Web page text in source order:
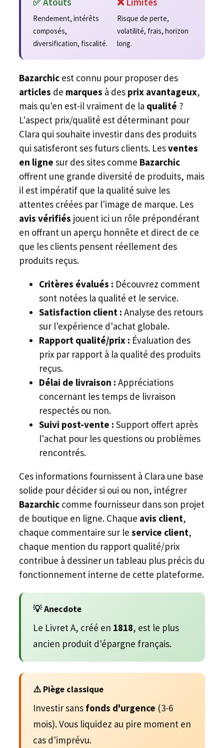
Rendement, intérêts
composés,
diversification, fiscalité.
Risque de perte,
volatilité, frais, horizon
long.
Bazarchic est connu pour proposer des
articles de marques à des prix avantageux,
mais qu'en est-il vraiment de la qualité ?
L'aspect prix/qualité est déterminant pour
Clara qui souhaite investir dans des produits
qui satisferont ses futurs clients. Lesventes
en ligne sur des sites comme Bazarchic
offrent une grande diversité de produits, mais
il est impératif que la qualité suive les
attentes créées par l'image de marque. Les
avis vérifiés jouent ici un rôle prépondérant
en offrant un aperçu honnête et direct de ce
que les clients pensent réellement des
produits reçus.
Critères évalués : Découvrez comment
sont notées la qualité et le service.
Satisfaction client : Analyse des retours
sur l'expérience d'achat globale.
Rapport qualité/prix : Évaluation des
prix par rapport à la qualité des produits
reçus.
Délai de livraison : Appréciations
concernant les temps de livraison
respectés ou non.
Suivi post-vente : Support offert après
l'achat pour les questions ou problèmes
rencontrés.
Ces informations fournissent à Clara une base
solide pour décider si oui ou non, intégrer
Bazarchic comme fournisseur dans son projet
de boutique en ligne. Chaque avis client,
chaque commentaire sur le service client,
chaque mention du rapport qualité/prix
contribue à dessiner un tableau plus précis du
fonctionnement interne de cette plateforme.
💡 Anecdote
Le Livret A, créé en 1818, est le plus
ancien produit d'épargne français.
⚠️ Piège classique
Investir sans fonds d'urgence (3-6
mois). Vous liquidez au pire moment en
cas d'imprévu.